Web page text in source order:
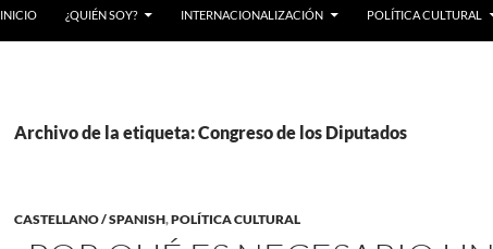
INICIO ¿QUIÉN SOY? INTERNACIONALIZACIÓN POLÍTICA CULTURAL
Archivo de la etiqueta: Congreso de los Diputados
CASTELLANO / SPANISH,POLÍTICA CULTURAL